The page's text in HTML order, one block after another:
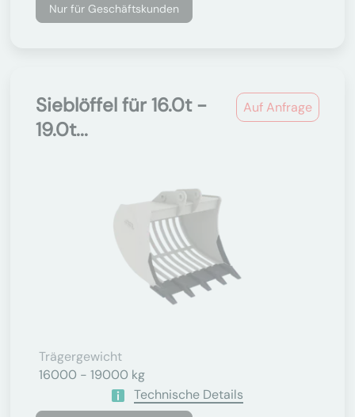
Nur für Geschäftskunden
Auf Anfrage
Sieblöffel für 16.0t -
19.0t...
Trägergewicht
16000 - 19000 kg
Technische Details